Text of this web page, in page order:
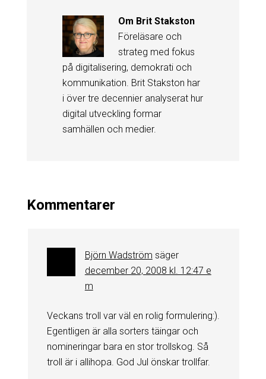
Om Brit Stakston
Föreläsare och
strateg med fokus
på digitalisering, demokrati och
kommunikation. Brit Stakston har
i över tre decennier analyserat hur
digital utveckling formar
samhällen och medier.
Kommentarer
Björn Wadström säger
december 20, 2008 kl. 12:47 e
m
Veckans troll var väl en rolig formulering:).
Egentligen är alla sorters täingar och
nomineringar bara en stor trollskog. Så
troll är i allihopa. God Jul önskar trollfar.